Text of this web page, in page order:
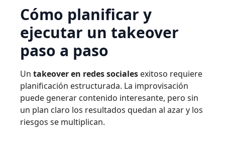
Cómo planificar y
ejecutar un takeover
paso a paso
Un takeover en redes sociales exitoso requiere
planificación estructurada. La improvisación
puede generar contenido interesante, pero sin
un plan claro los resultados quedan al azar y los
riesgos se multiplican.